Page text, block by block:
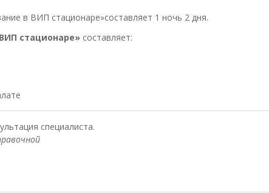
в ВИП стационаре»составляет 1 ночь 2 дня.
стационаре» составляет:
специалиста.